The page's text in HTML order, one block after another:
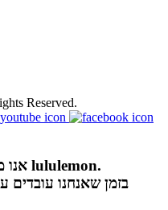
Reserved.
אנו מרעננים את חוויית הקנייה באתר lululemon.
בזמן שאנחנו